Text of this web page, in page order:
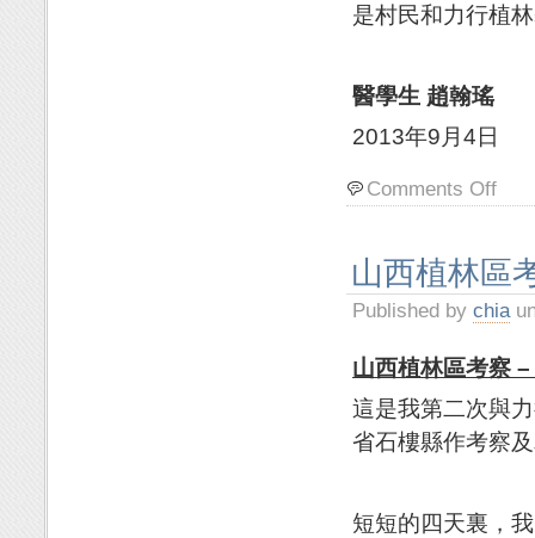
是村民和力行植
醫學生 趙翰瑤
2013年9月4日
Comments Off
山西植林區
Published by chia
山西植林區考察 –
這是我第二次與
省石樓縣作考察
短短的四天裏，